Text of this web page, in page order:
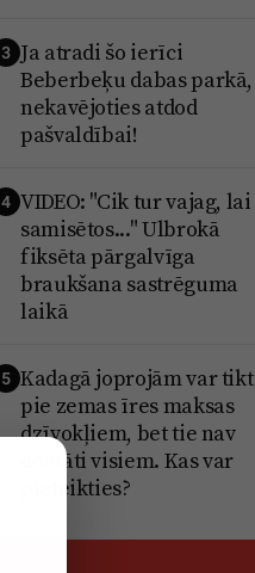
3 Ja atradi šo ierīci
Beberbeķu dabas parkā,
nekavējoties atdod
pašvaldībai!
4 VIDEO: "Cik tur vajag, lai
samisētos..." Ulbrokā
fiksēta pārgalvīga
braukšana sastrēguma
laikā
5 Kadagā joprojām var tikt
pie zemas īres maksas
dzīvokļiem, bet tie nav
domāti visiem. Kas var
pieteikties?